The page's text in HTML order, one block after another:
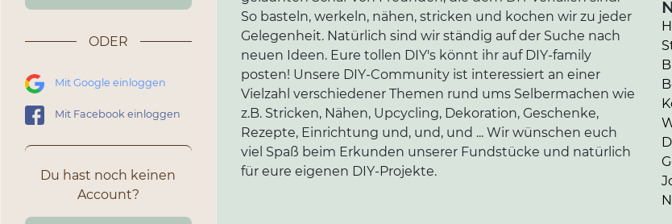
ODER
Mit Google einloggen
Mit Facebook einloggen
Du hast noch keinen
Account?
So basteln, werkeln, nähen, stricken und kochen wir zu jeder
Gelegenheit. Natürlich sind wir ständig auf der Suche nach
neuen Ideen. Eure tollen DIY's könnt ihr auf DIY-family
posten! Unsere DIY-Community ist interessiert an einer
Vielzahl verschiedener Themen rund ums Selbermachen wie
z.B. Stricken, Nähen, Upcycling, Dekoration, Geschenke,
Rezepte, Einrichtung und, und, und ... Wir wünschen euch
viel Spaß beim Erkunden unserer Fundstücke und natürlich
für eure eigenen DIY-Projekte.